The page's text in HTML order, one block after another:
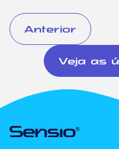
Anterior
Veja as